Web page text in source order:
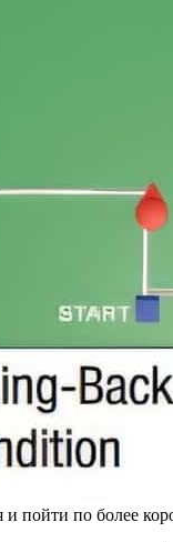
пойти по более